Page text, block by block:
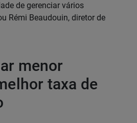
de gerenciar vários
Rémi Beaudouin, diretor de
menor
taxa de